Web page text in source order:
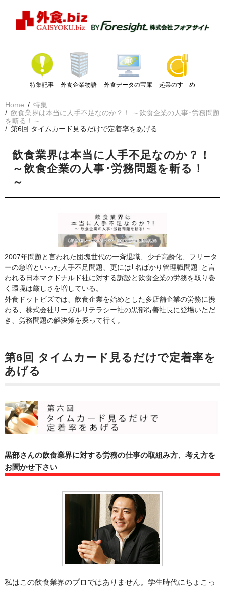
特集記事 外食企業物語 外食データの宝庫 起業のすゝめ
Home
特集
飲食業界は本当に人手不足なのか？！ ～飲食企業の人事･労務問題
を斬る！～
第6回 タイムカード見るだけで定着率をあげる
飲食業界は本当に人手不足なのか？！
～飲食企業の人事･労務問題を斬る！
～
2007年問題と言われた団塊世代の一斉退職、少子高齢化、フリータ
ーの急増といった人手不足問題、更には｢名ばかり管理職問題｣と言
われる日本マクドナルド社に対する訴訟と飲食企業の労務を取り巻
く環境は厳しさを増している。
外食ドットビズでは、飲食企業を始めとした多店舗企業の労務に携
わる、株式会社リーガルリテラシー社の黒部得善社長に登場いただ
き、労務問題の解決策を探って行く。
第6回 タイムカード見るだけで定着率を
あげる
黒部さんの飲食業界に対する労務の仕事の取組み方、考え方を
お聞かせ下さい
私はこの飲食業界のプロではありません。学生時代にちょこっ